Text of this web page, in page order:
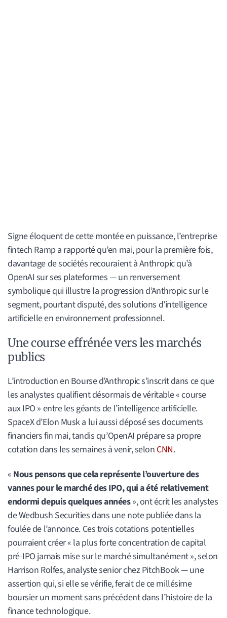
Signe éloquent de cette montée en puissance, l’entreprise
fintech Ramp a rapporté qu’en mai, pour la première fois,
davantage de sociétés recouraient à Anthropic qu’à
OpenAI sur ses plateformes — un renversement
symbolique qui illustre la progression d’Anthropic sur le
segment, pourtant disputé, des solutions d’intelligence
artificielle en environnement professionnel.
Une course effrénée vers les marchés
publics
L’introduction en Bourse d’Anthropic s’inscrit dans ce que
les analystes qualifient désormais de véritable « course
aux IPO » entre les géants de l’intelligence artificielle.
SpaceX d’Elon Musk a lui aussi déposé ses documents
financiers fin mai, tandis qu’OpenAI prépare sa propre
cotation dans les semaines à venir, selon CNN.
« Nous pensons que cela représente l’ouverture des
vannes pour le marché des IPO, qui a été relativement
endormi depuis quelques années», ont écrit les analystes
de Wedbush Securities dans une note publiée dans la
foulée de l’annonce. Ces trois cotations potentielles
pourraient créer « la plus forte concentration de capital
pré-IPO jamais mise sur le marché simultanément », selon
Harrison Rolfes, analyste senior chez PitchBook — une
assertion qui, si elle se vérifie, ferait de ce millésime
boursier un moment sans précédent dans l’histoire de la
finance technologique.